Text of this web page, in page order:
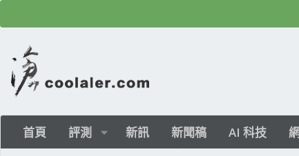
首頁 評測 新訊 新聞稿 AI 科技